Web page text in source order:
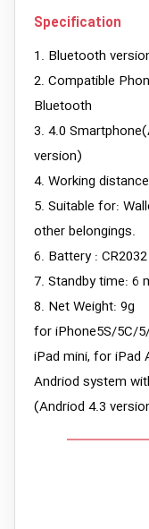
Specification
1. Bluetooth
2. Compatible
Bluetooth
3. 4.0
version)
4. Working
5. Suitable for:
other belongings.
6. Battery :
7. Standby time: 6
8. Net Weight: 9g
for iPhone5S/5C/
iPad mini, for iPad
Andriod system
(Andriod 4.3